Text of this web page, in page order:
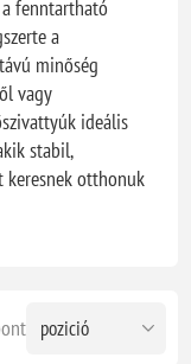
fenntartható
a
minőség
vagy
ideális
stabil,
keresnek otthonuk